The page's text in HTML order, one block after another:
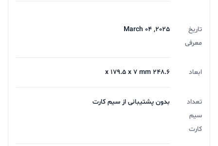
تاریخ
معرفی
2025, March 04
ابعاد 248.6 x 179.5 x 7 mm
تعداد
سیم
کارت
بدون پشتیبانی از سیم کارت